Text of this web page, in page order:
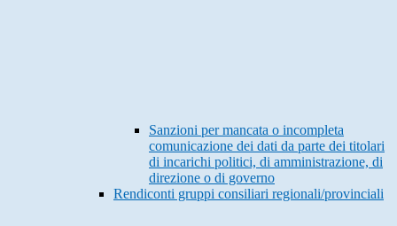
Sanzioni per mancata o incompleta
comunicazione dei dati da parte dei titolari
di incarichi politici, di amministrazione, di
direzione o di governo
Rendiconti gruppi consiliari regionali/provinciali